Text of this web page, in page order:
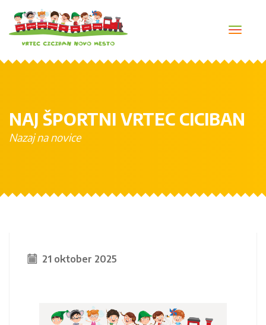
NAJ ŠPORTNI VRTEC CICIBAN
Nazaj na novice
21 oktober 2025